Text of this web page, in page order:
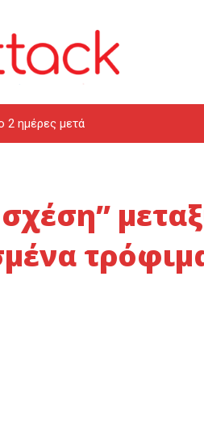
2 ημέρες μετά